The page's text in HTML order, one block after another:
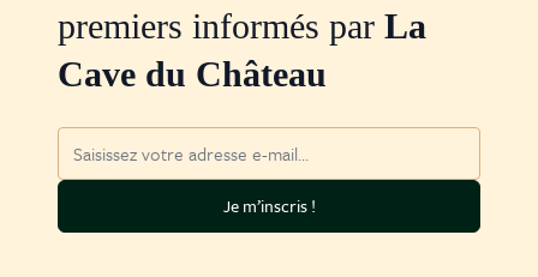
premiers informés par La
Cave du Château
Adresse mail
Je m’inscris !